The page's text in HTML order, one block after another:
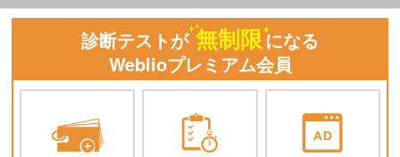
診断テストが 無制限になる
Weblioプレミアム会員